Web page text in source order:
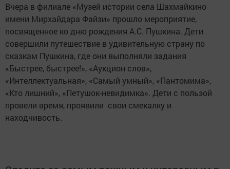
Вчера в филиале «Музей истории села Шахмайкино
имени Мирхайдара Файзи» прошло мероприятие,
посвященное ко дню рождения А.С. Пушкина. Дети
совершили путешествие в удивительную страну по
сказкам Пушкина, где они выполняли задания
«Быстрее, быстрее!», «Аукцион слов»,
«Интеллектуальная», «Самый умный», «Пантомима»,
«Кто лишний», «Петушок-невидимка». Дети с пользой
провели время, проявили свои смекалку и
находчивость.